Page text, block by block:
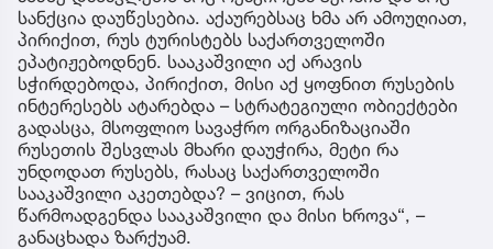
სანქცია დაუწესებია. აქაურებსაც ხმა არ ამოუღიათ,
პირიქით, რუს ტურისტებს საქართველოში
ეპატიჟებოდნენ. სააკაშვილი აქ არავის
სჭირდებოდა, პირიქით, მისი აქ ყოფნით რუსების
ინტერესებს ატარებდა – სტრატეგიული ობიექტები
გადასცა, მსოფლიო სავაჭრო ორგანიზაციაში
რუსეთის შესვლას მხარი დაუჭირა, მეტი რა
უნდოდათ რუსებს, რასაც საქართველოში
სააკაშვილი აკეთებდა? – ვიცით, რას
წარმოადგენდა სააკაშვილი და მისი ხროვა“, –
განაცხადა ზარქუამ.